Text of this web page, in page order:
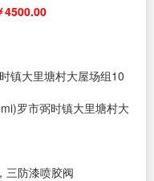
4500.00
镇大里塘村大屋场组10
罗市弼时镇大里塘村大
三防漆喷胶阀